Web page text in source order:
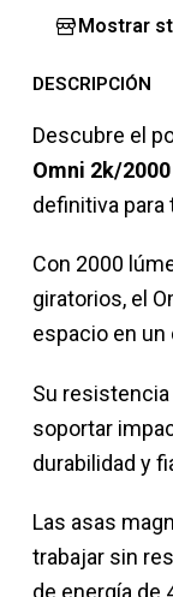
Mostrar
DESCRIPCIÓN
Descubre el
Omni 2k/
definitiva
Con 2000
giratorios, el
espacio en
Su resistencia
soportar
durabilidad y
Las asas
trabajar sin
de energía de